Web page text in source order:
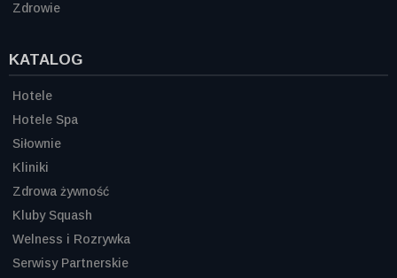
Zdrowie
KATALOG
Hotele
Hotele Spa
Siłownie
Kliniki
Zdrowa żywność
Kluby Squash
Welness i Rozrywka
Serwisy Partnerskie